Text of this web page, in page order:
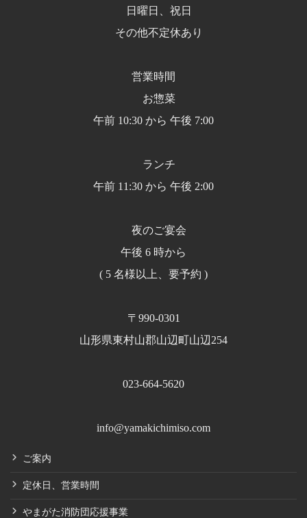
日曜日、祝日
その他不定休あり
営業時間
お惣菜
午前 10:30 から 午後 7:00
ランチ
午前 11:30 から 午後 2:00
夜のご宴会
午後 6 時から
( 5 名様以上、要予約 )
〒990-0301
山形県東村山郡山辺町山辺254
023-664-5620
info@yamakichimiso.com
ご案内
定休日、営業時間
やまがた消防団応援事業